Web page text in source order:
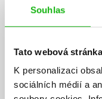
Souhlas
Tato webová
K personalizaci
sociálních médií a
neexistuje.
Do hry tak vstupuje jej
je doňho zamilovaná už
neprezradila, že ho ľúbi
isté...